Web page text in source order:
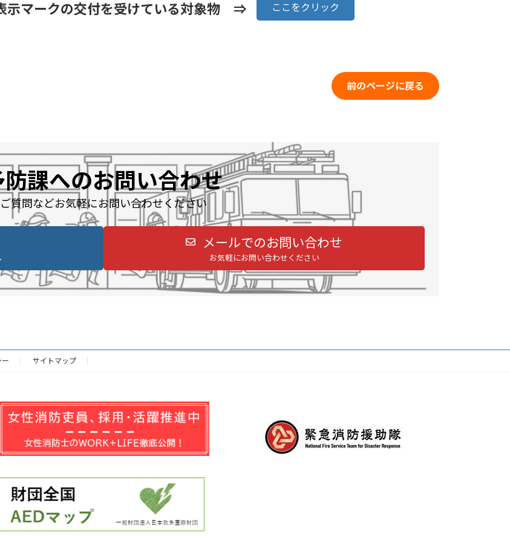
示マークの交付を受けている対象物 ⇒ ここをクリック
前のページに戻る
防課へのお問い合わせ
ご質問などお気軽にお問い合わせください
メールでのお問い合わせ
お気軽にお問い合わせください
サイトマップ